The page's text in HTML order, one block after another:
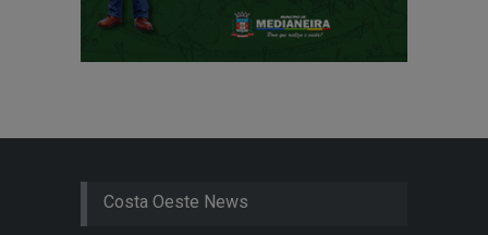
Costa Oeste News